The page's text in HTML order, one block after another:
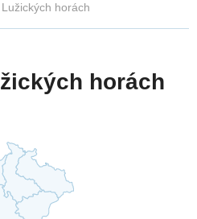
horách
horách